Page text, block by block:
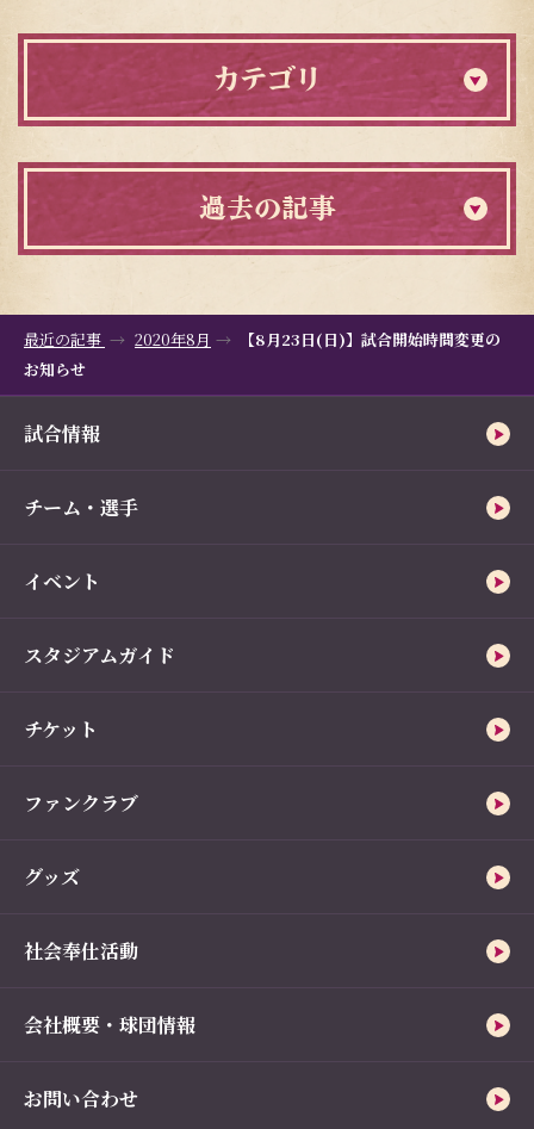
カテゴリ
過去の記事
最近の記事 2020年8月
【8月23日(日)】試合開始時間変更の
お知らせ
試合情報
チーム・選手
イベント
スタジアムガイド
チケット
ファンクラブ
グッズ
社会奉仕活動
会社概要・球団情報
お問い合わせ